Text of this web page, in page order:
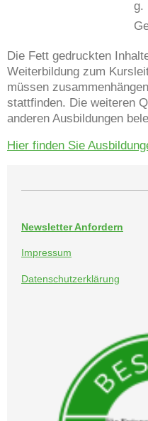
g.
Die Fett gedruckten
Weiterbildung zum
müssen
stattfinden. Die weiteren
anderen Ausbildungen
Hier finden Sie
Newsletter Anfordern
Impressum
Datenschutzerklärung